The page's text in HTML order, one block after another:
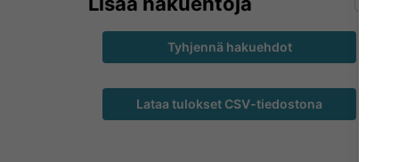
Tyhjennä hakuehdot
Lataa tulokset CSV-tiedostona